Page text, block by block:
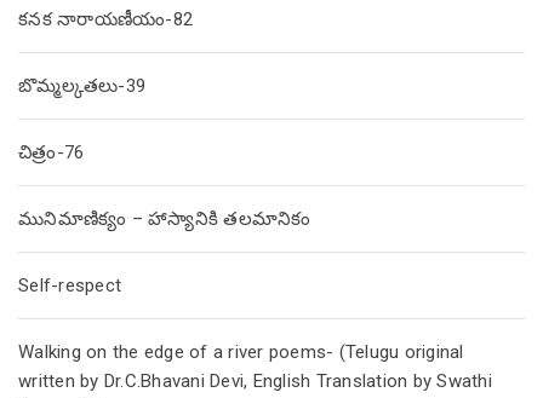
కనక నారాయణీయం-82
బొమ్మల్కతలు-39
చిత్రం-76
మునిమాణిక్యం – హాస్యానికి తలమానికం
Self-respect
Walking on the edge of a river poems- (Telugu original
written by Dr.C.Bhavani Devi, English Translation by Swathi